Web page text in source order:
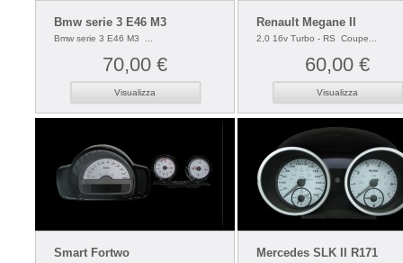
Bmw serie 3 E46 M3
Bmw serie 3 E46 M3 ...
70,00 €
Visualizza
Renault Megane II
2,0 16v Turbo - RS Coupe...
60,00 €
Visualizza
Smart Fortwo Mercedes SLK II R171